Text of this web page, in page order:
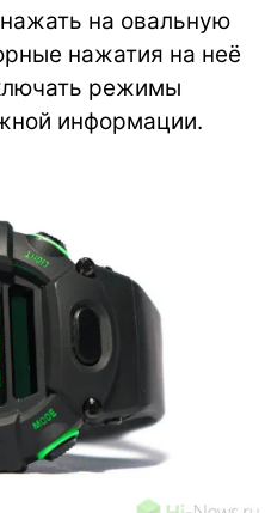
на овальную
нажатия на неё
режимы
информации.